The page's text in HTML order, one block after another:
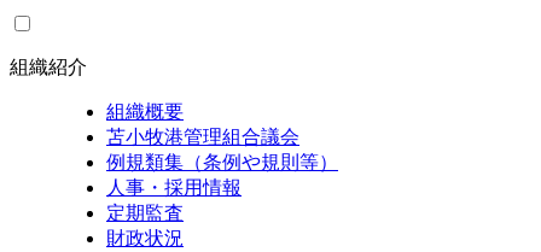
組織紹介
組織概要
苫小牧港管理組合議会
例規類集（条例や規則等）
人事・採用情報
定期監査
財政状況